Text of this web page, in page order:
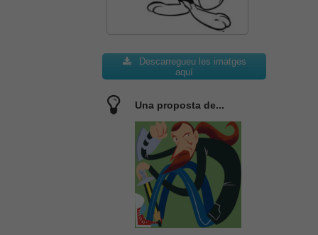
Descarregueu les imatges
aquí
Una proposta de...